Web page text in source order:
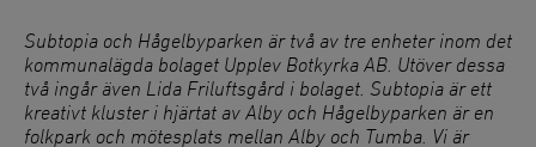
Subtopia och Hågelbyparken är två av tre enheter inom det
kommunalägda bolaget Upplev Botkyrka AB. Utöver dessa
två ingår även Lida Friluftsgård i bolaget. Subtopia är ett
kreativt kluster i hjärtat av Alby och Hågelbyparken är en
folkpark och mötesplats mellan Alby och Tumba. Vi är